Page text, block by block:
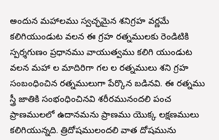
అందున మహానీలము స్వచ్ఛమైన శనిగ్రహ వర్ణమే
కలిగియుండుట వలన ఈ గ్రహ రత్నములకు రెండిటికి
స్పర్శగుణం ప్రధానము వాయుత్వము కలిగి యుండుట
వలన మహా నీల మాదిరిగా గల నీల రత్నములు శని గ్రహ
సంబంధించిన రత్నములుగా పేర్కొన బడినవి. ఈ రత్నము
స్త్రీ జాతికి సంభంధించినవి శరీరమునందలి పంచ
ప్రాణములలో ఉదానమను ప్రాణము యొక్క లక్షణములు
కలిగియున్నది. త్రిదోషములందలి వాత దోషమును